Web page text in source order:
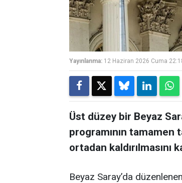
Yayınlanma: 12 Haziran 2026 Cuma
Üst düzey bir Beyaz
programının
ortadan kaldırılmasını
Beyaz Saray’da